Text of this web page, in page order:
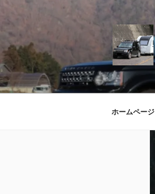
へ
ス
キ
ホームページ